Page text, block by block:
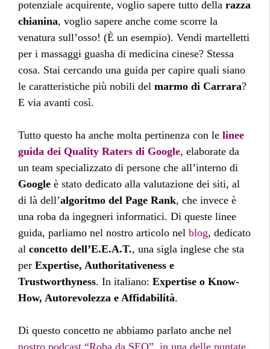
potenziale acquirente, voglio sapere tutto della razza
chianina, voglio sapere anche come scorre la
venatura sull’osso! (È un esempio). Vendi martelletti
per i massaggi guasha di medicina cinese? Stessa
cosa. Stai cercando una guida per capire quali siano
le caratteristiche più nobili del marmo di Carrara?
E via avanti così.
Tutto questo ha anche molta pertinenza con le linee
guida dei Quality Raters di Google, elaborate da
un team specializzato di persone che all’interno di
Google è stato dedicato alla valutazione dei siti, al
di là dell’algoritmo del Page Rank, che invece è
una roba da ingegneri informatici. Di queste linee
guida, parliamo nel nostro articolo nel blog, dedicato
al concetto dell’E.E.A.T., una sigla inglese che sta
per Expertise, Authoritativeness e
Trustworthyness. In italiano: Expertise o Know-
How, Autorevolezza e Affidabilità.
Di questo concetto ne abbiamo parlato anche nel
nostro podcast “Roba da SEO”, in una delle puntate